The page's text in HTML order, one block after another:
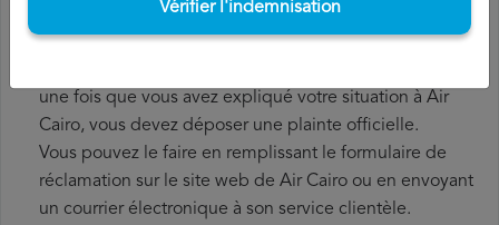
supplémentaires que vous avez éventuellement dû
payer.
une fois que vous avez expliqué votre situation à Air
Cairo, vous devez déposer une plainte officielle.
Vous pouvez le faire en remplissant le formulaire de
réclamation sur le site web de Air Cairo ou en envoyant
un courrier électronique à son service clientèle.
Vérifier l'indemnisation